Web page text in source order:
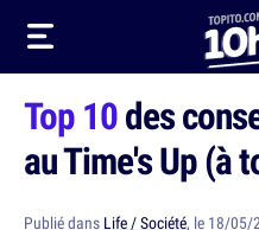
Top 10des
au Time's Up (à
Publié dans Life / Société, le 18/05/